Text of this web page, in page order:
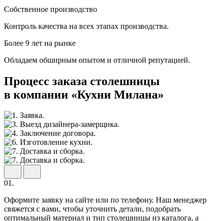
Собственное производство
Контроль качества на всех этапах производства.
Более 9 лет на рынке
Обладаем обширным опытом и отличной репутацией.
Процесс заказа столешницы
в компании «Кухни Милана»
01.
Оформите заявку на сайте или по телефону. Наш менеджер
свяжется с вами, чтобы уточнить детали, подобрать
оптимальный материал и тип столешницы из каталога, а